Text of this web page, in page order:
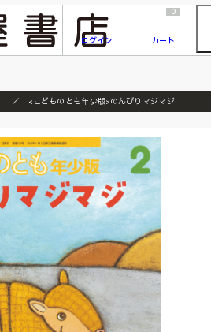
『ONE PIECE magazine 021 ONE PIECEカード付き同梱版』発売延期のご案内
ログイン
0
カート
<こどものとも年少版>のんびりマジマジ